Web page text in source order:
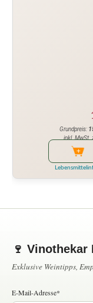
Grundpreis:
inkl. MwSt.
🍷
Exklusive Weintipps,
E-Mail-Adresse*